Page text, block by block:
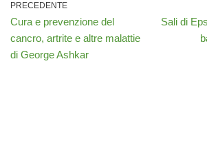
PRECEDENTE
Cura e prevenzione del
cancro, artrite e altre malattie
di George Ashkar
Sali di